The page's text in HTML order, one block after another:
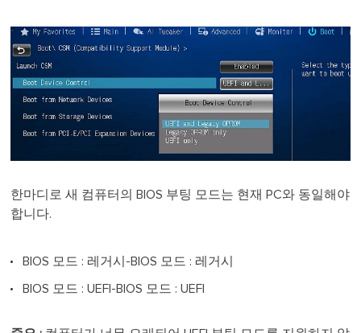
한마디로 새 컴퓨터의 BIOS 부팅 모드는 현재 PC와 동일해야
합니다.
BIOS 모드 : 레거시-BIOS 모드 : 레거시
BIOS 모드 : UEFI-BIOS 모드 : UEFI